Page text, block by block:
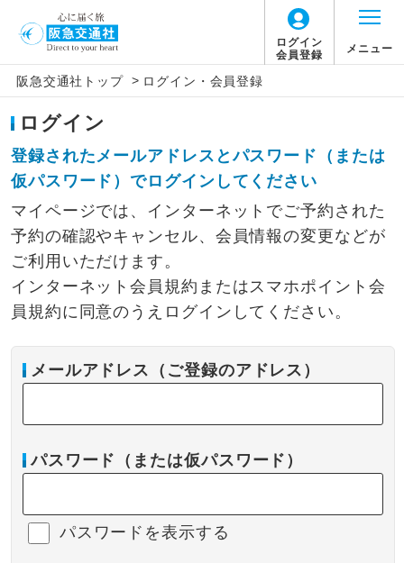
ログイン
会員登録
メニュー
阪急交通社トップ > ログイン・会員登録
ログイン
登録されたメールアドレスとパスワード（または
仮パスワード）でログインしてください
マイページでは、インターネットでご予約された
予約の確認やキャンセル、会員情報の変更などが
ご利用いただけます。
インターネット会員規約またはスマホポイント会
員規約に同意のうえログインしてください。
メールアドレス（ご登録のアドレス）
パスワード（または仮パスワード）
パスワードを表示する